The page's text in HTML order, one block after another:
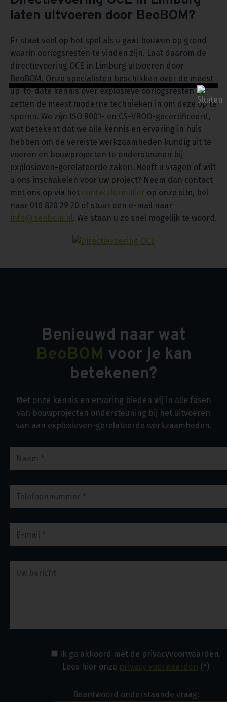
laten uitvoeren door BeoBOM?
Er staat veel op het spel als u gaat bouwen op grond
waarin oorlogsresten te vinden zijn. Laat daarom de
directievoering OCE in Limburg uitvoeren door
BeoBOM. Onze specialisten beschikken over de meest
up-to-date kennis over explosieve oorlogsresten en
zetten de meest moderne technieken in om deze op te
sporen. We zijn ISO 9001- en CS-VROO-gecertificeerd,
wat betekent dat we alle kennis en ervaring in huis
hebben om de vereiste werkzaamheden kundig uit te
voeren en bouwprojecten te ondersteunen bij
explosieven-gerelateerde zaken. Heeft u vragen of wilt
u ons inschakelen voor uw project? Neem dan contact
met ons op via het contactformulier op onze site, bel
naar 010 820 29 20 of stuur een e-mail naar
info@beobom.nl. We staan u zo snel mogelijk te woord.
Benieuwd naar wat
BeoBOM voor je kan
betekenen?
Met onze kennis en ervaring bieden wij in alle fasen
van bouwprojecten ondersteuning bij het uitvoeren
van aan explosieven-gerelateerde werkzaamheden.
Ik ga akkoord met de privacyvoorwaarden.
Lees hier onze privacy voorwaarden (*)
Beantwoord onderstaande vraag: